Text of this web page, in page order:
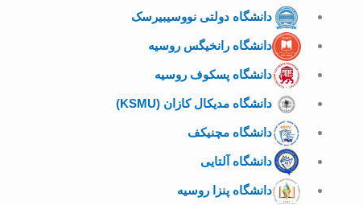
دانشگاه دولتی نووسیبیرسک
دانشگاه رانخیگس روسیه
دانشگاه پسکوف روسیه
دانشگاه مدیکال کازان (KSMU)
دانشگاه مچنیکف
دانشگاه آلتایی
دانشگاه پنزا روسیه